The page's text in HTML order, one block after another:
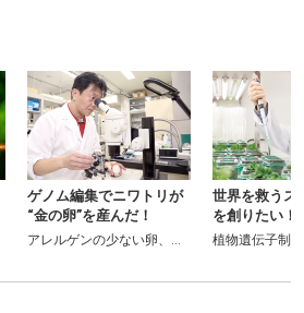
ゲノム編集でニワトリが
“金の卵”を産んだ！
アレルゲンの少ない卵、医薬成分を含んだ卵
世界を救うス
を創りたい！
植物遺伝子制